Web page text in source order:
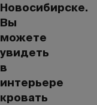
Новосибирске.
Вы
можете
увидеть
в
интерьере
кровать